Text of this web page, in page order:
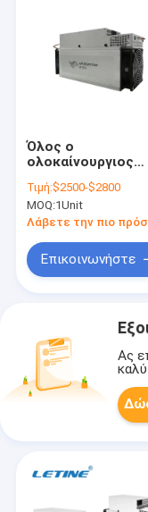
Όλος ο
ολοκαίνουργιος
μηχανών
Whatsminer M30S
88T 90T 38W
106T 108T Asic
Τιμή:$2500-$2800
MOQ:1Unit
Επικοινωνήστε
Ας